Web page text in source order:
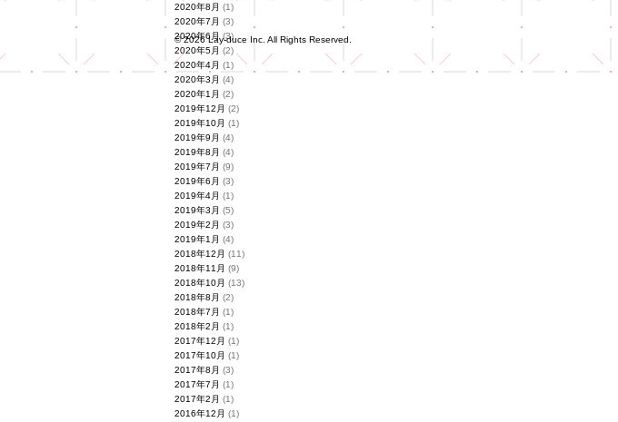
2020年8月 (1)
2020年7月 (3)
2020年6月 (3)
2020年5月 (2)
2020年4月 (1)
2020年3月 (4)
2020年1月 (2)
2019年12月 (2)
2019年10月 (1)
2019年9月 (4)
2019年8月 (4)
2019年7月 (9)
2019年6月 (3)
2019年4月 (1)
2019年3月 (5)
2019年2月 (3)
2019年1月 (4)
2018年12月 (11)
2018年11月 (9)
2018年10月 (13)
2018年8月 (2)
2018年7月 (1)
2018年2月 (1)
2017年12月 (1)
2017年10月 (1)
2017年8月 (3)
2017年7月 (1)
2017年2月 (1)
2016年12月 (1)
© 2026 Lay-duce Inc. All Rights Reserved.